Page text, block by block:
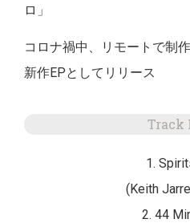
ロ」
コロナ禍中、リモートで制
新作EPとしてリリース
Track
1.
(Keith
2. 44